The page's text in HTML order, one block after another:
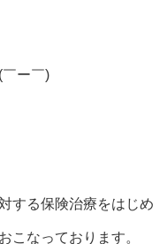
ー￣)
する保険治療をはじめ
こなっております。